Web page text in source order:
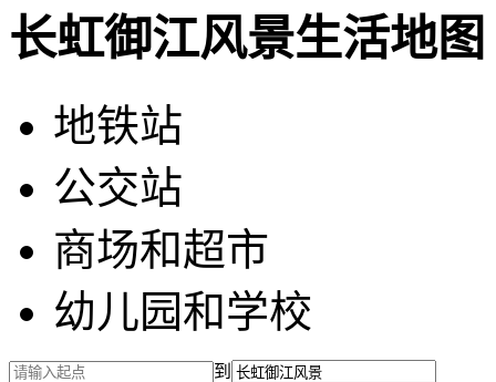
长虹御江风景生活地图
地铁站
公交站
商场和超市
幼儿园和学校
到